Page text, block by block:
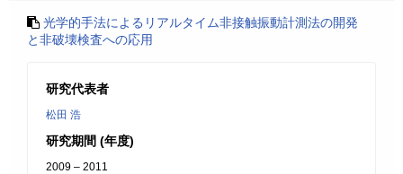
光学的手法によるリアルタイム非接触振動計測法の開発
と非破壊検査への応用
研究代表者
松田 浩
研究期間 (年度)
2009 – 2011